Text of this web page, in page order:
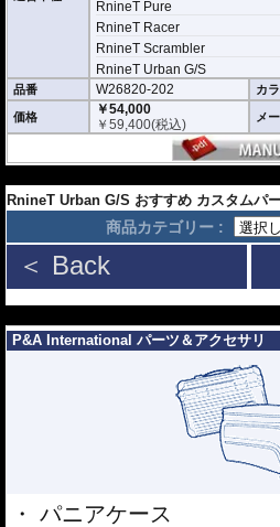
RnineT Pure
RnineT Racer
RnineT Scrambler
RnineT Urban G/S
品番 W26820-202 カ
価格
￥54,000
￥59,400(税込) メ
RnineT Urban G/S おすすめ カスタムパ
商品カテゴリー :
＜ Back
P&A International パーツ＆アクセサリ
パニアケース